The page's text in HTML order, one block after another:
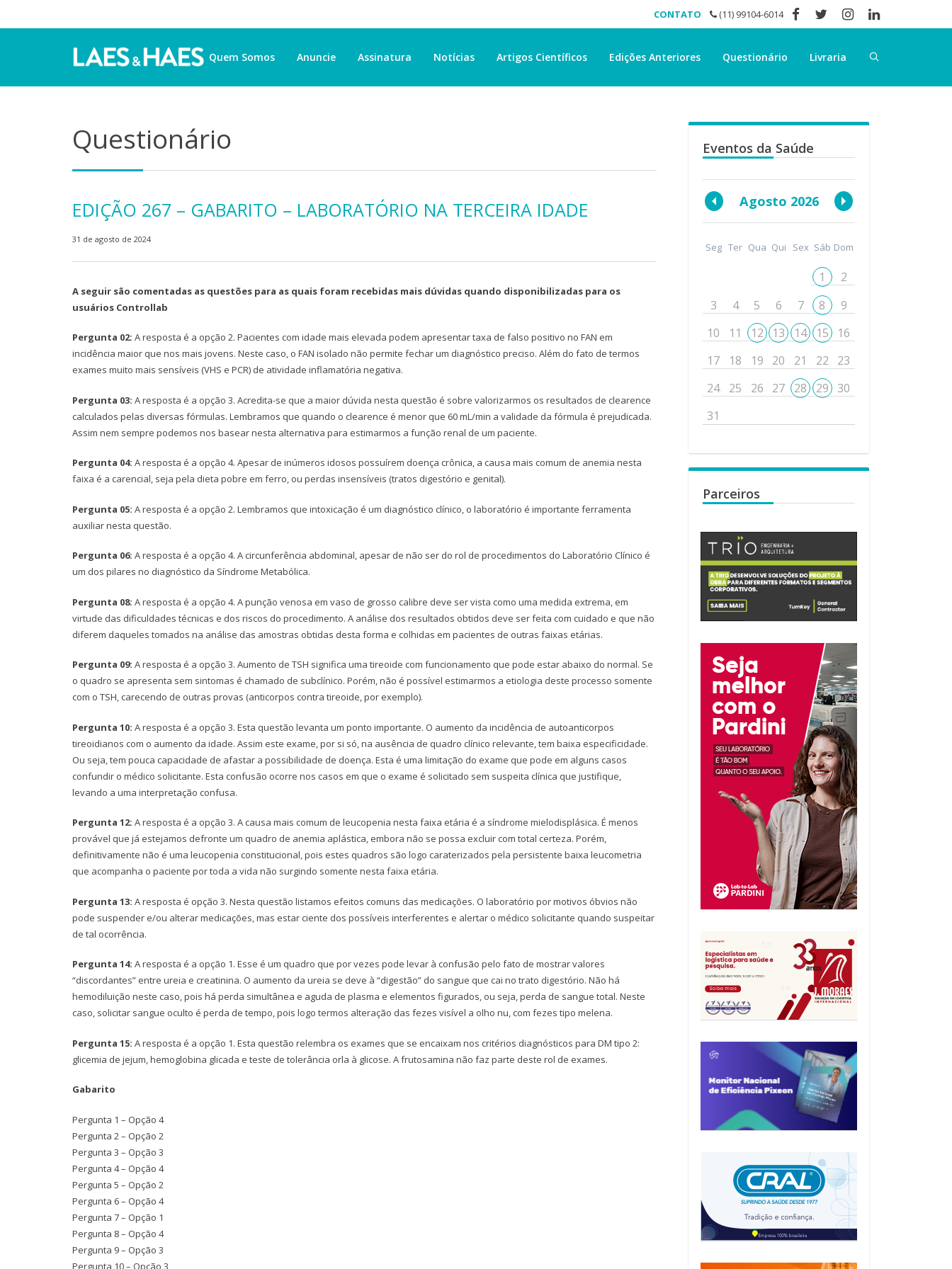
CONTATO (11) 99104-6014
Quem Somos Anuncie Assinatura Notícias Artigos Científicos Edições Anteriores Questionário Livraria
Questionário
EDIÇÃO 267 – GABARITO – LABORATÓRIO NA TERCEIRA IDADE
31 de agosto de 2024
A seguir são comentadas as questões para as quais foram recebidas mais dúvidas quando disponibilizadas para os
usuários Controllab
Pergunta 02: A resposta é a opção 2. Pacientes com idade mais elevada podem apresentar taxa de falso positivo no FAN em
incidência maior que nos mais jovens. Neste caso, o FAN isolado não permite fechar um diagnóstico preciso. Além do fato de termos
exames muito mais sensíveis (VHS e PCR) de atividade inflamatória negativa.
Pergunta 03: A resposta é a opção 3. Acredita-se que a maior dúvida nesta questão é sobre valorizarmos os resultados de clearence
calculados pelas diversas fórmulas. Lembramos que quando o clearence é menor que 60 mL/min a validade da fórmula é prejudicada.
Assim nem sempre podemos nos basear nesta alternativa para estimarmos a função renal de um paciente.
Pergunta 04: A resposta é a opção 4. Apesar de inúmeros idosos possuírem doença crônica, a causa mais comum de anemia nesta
faixa é a carencial, seja pela dieta pobre em ferro, ou perdas insensíveis (tratos digestório e genital).
Pergunta 05: A resposta é a opção 2. Lembramos que intoxicação é um diagnóstico clínico, o laboratório é importante ferramenta
auxiliar nesta questão.
Pergunta 06: A resposta é a opção 4. A circunferência abdominal, apesar de não ser do rol de procedimentos do Laboratório Clínico é
um dos pilares no diagnóstico da Síndrome Metabólica.
Pergunta 08: A resposta é a opção 4. A punção venosa em vaso de grosso calibre deve ser vista como uma medida extrema, em
virtude das dificuldades técnicas e dos riscos do procedimento. A análise dos resultados obtidos deve ser feita com cuidado e que não
diferem daqueles tomados na análise das amostras obtidas desta forma e colhidas em pacientes de outras faixas etárias.
Pergunta 09: A resposta é a opção 3. Aumento de TSH significa uma tireoide com funcionamento que pode estar abaixo do normal. Se
o quadro se apresenta sem sintomas é chamado de subclínico. Porém, não é possível estimarmos a etiologia deste processo somente
com o TSH, carecendo de outras provas (anticorpos contra tireoide, por exemplo).
Pergunta 10: A resposta é a opção 3. Esta questão levanta um ponto importante. O aumento da incidência de autoanticorpos
tireoidianos com o aumento da idade. Assim este exame, por si só, na ausência de quadro clínico relevante, tem baixa especificidade.
Ou seja, tem pouca capacidade de afastar a possibilidade de doença. Esta é uma limitação do exame que pode em alguns casos
confundir o médico solicitante. Esta confusão ocorre nos casos em que o exame é solicitado sem suspeita clínica que justifique,
levando a uma interpretação confusa.
Pergunta 12: A resposta é a opção 3. A causa mais comum de leucopenia nesta faixa etária é a síndrome mielodisplásica. É menos
provável que já estejamos defronte um quadro de anemia aplástica, embora não se possa excluir com total certeza. Porém,
definitivamente não é uma leucopenia constitucional, pois estes quadros são logo caraterizados pela persistente baixa leucometria
que acompanha o paciente por toda a vida não surgindo somente nesta faixa etária.
Pergunta 13: A resposta é opção 3. Nesta questão listamos efeitos comuns das medicações. O laboratório por motivos óbvios não
pode suspender e/ou alterar medicações, mas estar ciente dos possíveis interferentes e alertar o médico solicitante quando suspeitar
de tal ocorrência.
Pergunta 14: A resposta é a opção 1. Esse é um quadro que por vezes pode levar à confusão pelo fato de mostrar valores
“discordantes” entre ureia e creatinina. O aumento da ureia se deve à “digestão” do sangue que cai no trato digestório. Não há
hemodiluição neste caso, pois há perda simultânea e aguda de plasma e elementos figurados, ou seja, perda de sangue total. Neste
caso, solicitar sangue oculto é perda de tempo, pois logo termos alteração das fezes visível a olho nu, com fezes tipo melena.
Pergunta 15: A resposta é a opção 1. Esta questão relembra os exames que se encaixam nos critérios diagnósticos para DM tipo 2:
glicemia de jejum, hemoglobina glicada e teste de tolerância orla à glicose. A frutosamina não faz parte deste rol de exames.
Gabarito
Pergunta 1 – Opção 4
Pergunta 2 – Opção 2
Pergunta 3 – Opção 3
Pergunta 4 – Opção 4
Pergunta 5 – Opção 2
Pergunta 6 – Opção 4
Pergunta 7 – Opção 1
Pergunta 8 – Opção 4
Pergunta 9 – Opção 3
Pergunta 10 – Opção 3
Eventos da Saúde
Agosto 2026
Seg Ter Qua Qui Sex Sáb Dom
1
2
3
4 5 6 7 8
9
10
11 12 13 14 15
16
17
18 19 20 21 22
23
24
25 26 27 28 29
30
31
Parceiros